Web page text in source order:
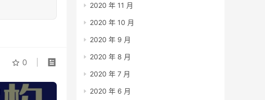
0
2020 年 11 月
2020 年 10 月
2020 年 9 月
2020 年 8 月
2020 年 7 月
2020 年 6 月